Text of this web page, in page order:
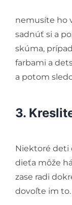
nemusíte ho
sadnúť si a
skúma,
farbami a
a potom
3.
Niektoré deti
dieťa môže
zase radi
dovoľte im to.